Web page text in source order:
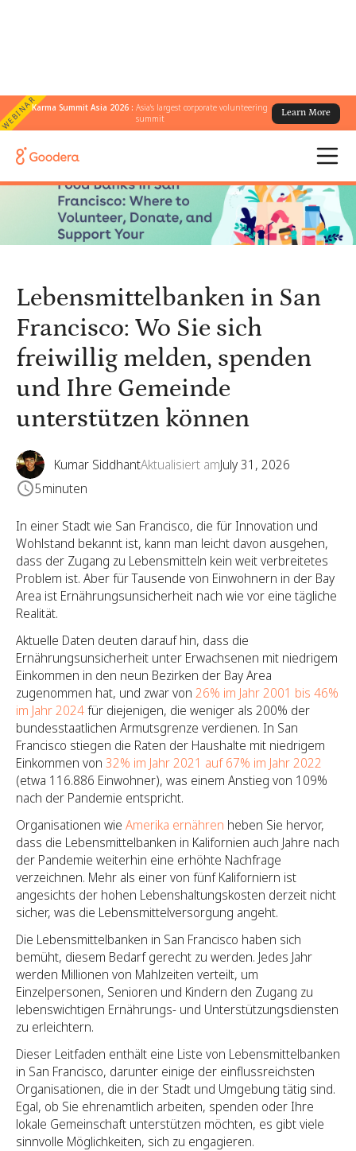
WEBINARKarma Summit Asia 2026 :Asia's largest corporate volunteering
summit
Learn More
← Alle Blogs
melden, spenden und Ihre Gemeinde unterstützen können
Lebensmittelbanken in San
Francisco: Wo Sie sich
freiwillig melden, spenden
und Ihre Gemeinde
unterstützen können
Kumar SiddhantAktualisiert amJuly 31, 2026
5minuten
In einer Stadt wie San Francisco, die für Innovation und
Wohlstand bekannt ist, kann man leicht davon ausgehen,
dass der Zugang zu Lebensmitteln kein weit verbreitetes
Problem ist. Aber für Tausende von Einwohnern in der Bay
Area ist Ernährungsunsicherheit nach wie vor eine tägliche
Realität.
Aktuelle Daten deuten darauf hin, dass die
Ernährungsunsicherheit unter Erwachsenen mit niedrigem
Einkommen in den neun Bezirken der Bay Area
zugenommen hat, und zwar von 26% im Jahr 2001 bis 46%
im Jahr 2024für diejenigen, die weniger als 200% der
bundesstaatlichen Armutsgrenze verdienen. In San
Francisco stiegen die Raten der Haushalte mit niedrigem
Einkommen von 32% im Jahr 2021 auf 67% im Jahr 2022
(etwa 116.886 Einwohner), was einem Anstieg von 109%
nach der Pandemie entspricht.
Organisationen wie Amerika ernähren heben Sie hervor,
dass die Lebensmittelbanken in Kalifornien auch Jahre nach
der Pandemie weiterhin eine erhöhte Nachfrage
verzeichnen. Mehr als einer von fünf Kaliforniern ist
angesichts der hohen Lebenshaltungskosten derzeit nicht
sicher, was die Lebensmittelversorgung angeht.
Die Lebensmittelbanken in San Francisco haben sich
bemüht, diesem Bedarf gerecht zu werden. Jedes Jahr
werden Millionen von Mahlzeiten verteilt, um
Einzelpersonen, Senioren und Kindern den Zugang zu
lebenswichtigen Ernährungs- und Unterstützungsdiensten
zu erleichtern.
Dieser Leitfaden enthält eine Liste von Lebensmittelbanken
in San Francisco, darunter einige der einflussreichsten
Organisationen, die in der Stadt und Umgebung tätig sind.
Egal, ob Sie ehrenamtlich arbeiten, spenden oder Ihre
lokale Gemeinschaft unterstützen möchten, es gibt viele
sinnvolle Möglichkeiten, sich zu engagieren.